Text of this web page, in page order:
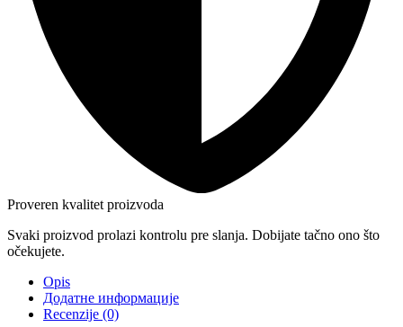
Proveren kvalitet proizvoda
Svaki proizvod prolazi kontrolu pre slanja. Dobijate tačno ono što
očekujete.
Opis
Додатне информације
Recenzije (0)